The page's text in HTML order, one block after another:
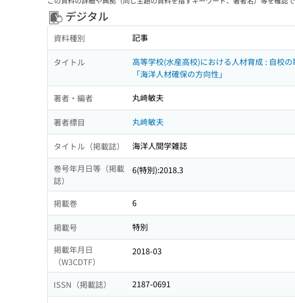
デジタル
資料種別 記事
タイトル
高等学校(水産高校)における人材育成 : 自校
「海洋人材確保の方向性」
著者・編者 丸﨑敏夫
著者標目 丸﨑敏夫
タイトル（掲載誌）
海洋人間学雑誌
巻号年月日等（掲載
誌）
6(特別):2018.3
掲載巻 6
掲載号
特別
掲載年月日
（W3CDTF）
2018-03
ISSN（掲載誌） 2187-0691